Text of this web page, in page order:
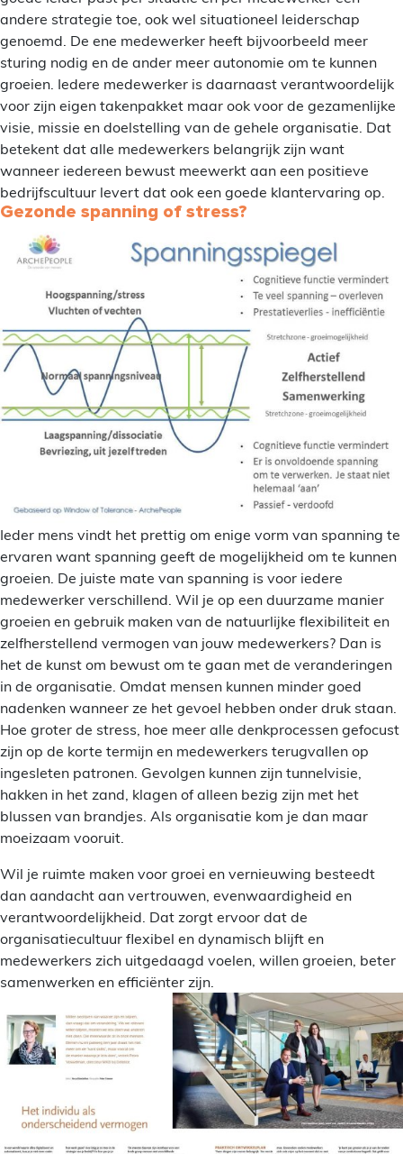
andere strategie toe, ook wel situationeel leiderschap
genoemd. De ene medewerker heeft bijvoorbeeld meer
sturing nodig en de ander meer autonomie om te kunnen
groeien. Iedere medewerker is daarnaast verantwoordelijk
voor zijn eigen takenpakket maar ook voor de gezamenlijke
visie, missie en doelstelling van de gehele organisatie. Dat
betekent dat alle medewerkers belangrijk zijn want
wanneer iedereen bewust meewerkt aan een positieve
bedrijfscultuur levert dat ook een goede klantervaring op.
Gezonde spanning of stress?
Ieder mens vindt het prettig om enige vorm van spanning te
ervaren want spanning geeft de mogelijkheid om te kunnen
groeien. De juiste mate van spanning is voor iedere
medewerker verschillend. Wil je op een duurzame manier
groeien en gebruik maken van de natuurlijke flexibiliteit en
zelfherstellend vermogen van jouw medewerkers? Dan is
het de kunst om bewust om te gaan met de veranderingen
in de organisatie. Omdat mensen kunnen minder goed
nadenken wanneer ze het gevoel hebben onder druk staan.
Hoe groter de stress, hoe meer alle denkprocessen gefocust
zijn op de korte termijn en medewerkers terugvallen op
ingesleten patronen. Gevolgen kunnen zijn tunnelvisie,
hakken in het zand, klagen of alleen bezig zijn met het
blussen van brandjes. Als organisatie kom je dan maar
moeizaam vooruit.
Wil je ruimte maken voor groei en vernieuwing besteedt
dan aandacht aan vertrouwen, evenwaardigheid en
verantwoordelijkheid. Dat zorgt ervoor dat de
organisatiecultuur flexibel en dynamisch blijft en
medewerkers zich uitgedaagd voelen, willen groeien, beter
samenwerken en efficiënter zijn.